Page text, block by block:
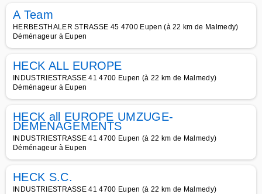
A Team
HERBESTHALER STRASSE 45 4700 Eupen (à 22 km de Malmedy)
Déménageur à Eupen
HECK ALL EUROPE
INDUSTRIESTRASSE 41 4700 Eupen (à 22 km de Malmedy)
Déménageur à Eupen
HECK all EUROPE UMZUGE-
DEMENAGEMENTS
INDUSTRIESTRASSE 41 4700 Eupen (à 22 km de Malmedy)
Déménageur à Eupen
HECK S.C.
INDUSTRIESTRASSE 41 4700 Eupen (à 22 km de Malmedy)